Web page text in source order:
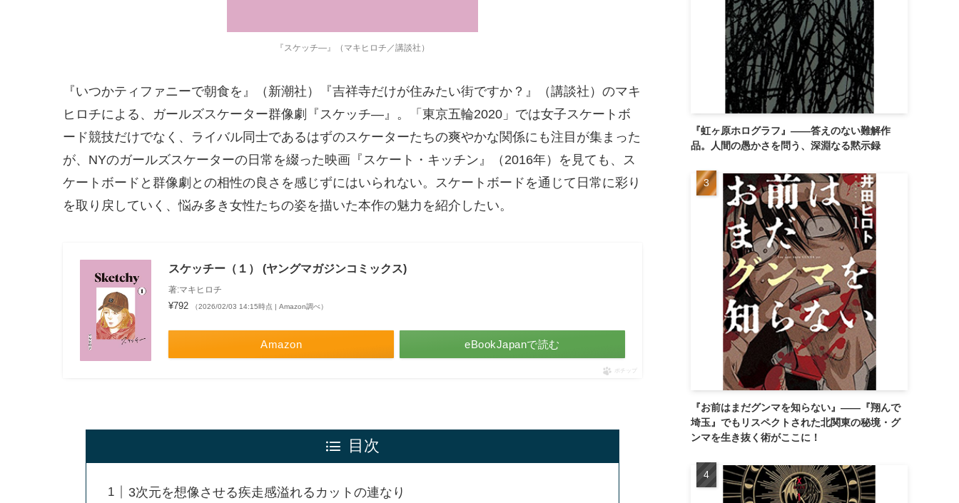
『スケッチ―』（マキヒロチ／講談社）
『いつかティファニーで朝食を』（新潮社）『吉祥寺だけが住みたい街ですか？』（講談社）のマキ
ヒロチによる、ガールズスケーター群像劇『スケッチ―』。「東京五輪2020」では女子スケートボ
ード競技だけでなく、ライバル同士であるはずのスケーターたちの爽やかな関係にも注目が集まった
が、NYのガールズスケーターの日常を綴った映画『スケート・キッチン』（2016年）を見ても、ス
ケートボードと群像劇との相性の良さを感じずにはいられない。スケートボードを通じて日常に彩り
を取り戻していく、悩み多き女性たちの姿を描いた本作の魅力を紹介したい。
スケッチー（１） (ヤングマガジンコミックス)
著:マキヒロチ
¥792 （2026/02/03 14:15時点 | Amazon調べ）
Amazon eBookJapanで読む
ポチップ
目次
3次元を想像させる疾走感溢れるカットの連なり
『虹ヶ原ホログラフ』——答えのない難解作
品。人間の愚かさを問う、深淵なる黙示録
『お前はまだグンマを知らない』――『翔んで
埼玉』でもリスペクトされた北関東の秘境・グ
ンマを生き抜く術がここに！